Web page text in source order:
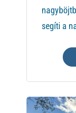
segíti a